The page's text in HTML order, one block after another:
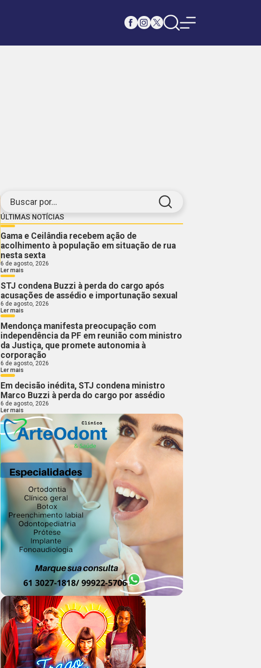
Buscar por...
ÚLTIMAS NOTÍCIAS
Gama e Ceilândia recebem ação de
acolhimento à população em situação de rua
nesta sexta
6 de agosto, 2026
Ler mais
STJ condena Buzzi à perda do cargo após
acusações de assédio e importunação sexual
6 de agosto, 2026
Ler mais
Mendonça manifesta preocupação com
independência da PF em reunião com ministro
da Justiça, que promete autonomia à
corporação
6 de agosto, 2026
Ler mais
Em decisão inédita, STJ condena ministro
Marco Buzzi à perda do cargo por assédio
6 de agosto, 2026
Ler mais